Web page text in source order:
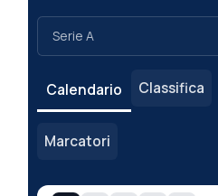
Calendario Classifica
Marcatori